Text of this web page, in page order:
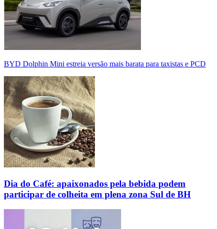
BYD Dolphin Mini estreia versão mais barata para taxistas e PCD
Dia do Café: apaixonados pela bebida podem
participar de colheita em plena zona Sul de BH